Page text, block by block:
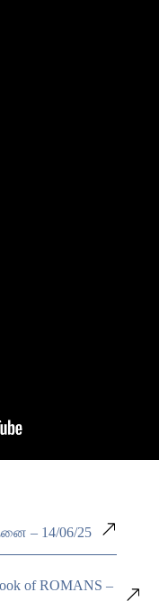
– 14/06/25
of ROMANS –